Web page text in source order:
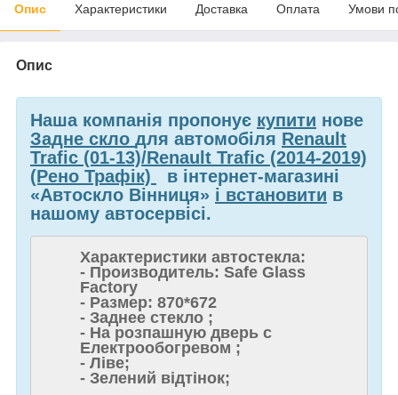
Опис Характеристики Доставка Оплата Умови
Опис
Наша компанія пропонує купити нове
Задне скло для автомобіля Renault
Trafic (01-13)/Renault Trafic (2014-2019)
(Рено Трафік)
в інтернет-магазині
«Автоскло Вінниця» і встановити в
нашому автосервісі.
Характеристики автостекла:
- Производитель: Safe Glass
Factory
- Размер: 870*672
- Заднее стекло ;
- На розпашную дверь с
Електрообогревом ;
- Ліве;
- Зелений відтінок;